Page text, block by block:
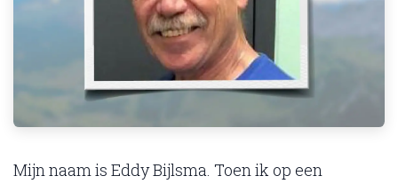
Mijn naam is Eddy Bijlsma. Toen ik op een